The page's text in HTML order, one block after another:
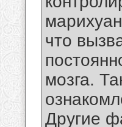
что
мозга.
Другие